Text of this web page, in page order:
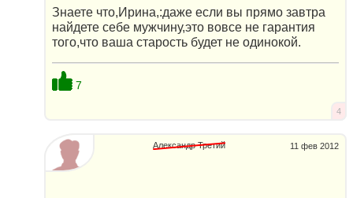
Знаете что,Ирина,:даже если вы прямо завтра
найдете себе мужчину,это вовсе не гарантия
того,что ваша старость будет не одинокой.
7
4
11 фев 2012
Александр Третий